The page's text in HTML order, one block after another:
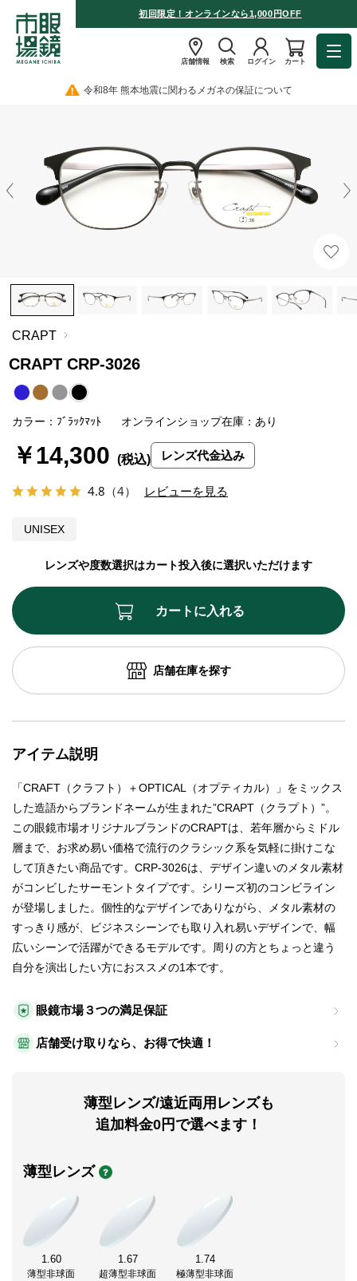
初回限定！オンラインなら1,000円OFF
店舗情報 検索 ログイン カート
令和8年 熊本地震に関わるメガネの保証について
CRAPT
CRAPT CRP-3026
4.8 （4） レビューを見る
UNISEX
カラー：ﾌﾞﾗｯｸﾏｯﾄ オンラインショップ在庫：あり
レンズや度数選択はカート投入後に選択いただけます
￥14,300 レンズ代金込み
眼鏡市場３つの満足保証
店舗受け取りなら、お得で快適！
薄型レンズ/遠近両用レンズも
追加料金0円で選べます！
薄型レンズ
1.60
薄型非球面
1.67
超薄型非球面
1.74
極薄型非球面
カートに入れる
店舗在庫を探す
アイテム説明
「CRAFT（クラフト）＋OPTICAL（オプティカル）」をミックス
した造語からブランドネームが生まれた”CRAPT（クラプト）”。
この眼鏡市場オリジナルブランドのCRAPTは、若年層からミドル
層まで、お求め易い価格で流行のクラシック系を気軽に掛けこな
して頂きたい商品です。CRP-3026は、デザイン違いのメタル素材
がコンビしたサーモントタイプです。シリーズ初のコンビライン
が登場しました。個性的なデザインでありながら、メタル素材の
すっきり感が、ビジネスシーンでも取り入れ易いデザインで、幅
広いシーンで活躍ができるモデルです。周りの方とちょっと違う
自分を演出したい方におススメの1本です。